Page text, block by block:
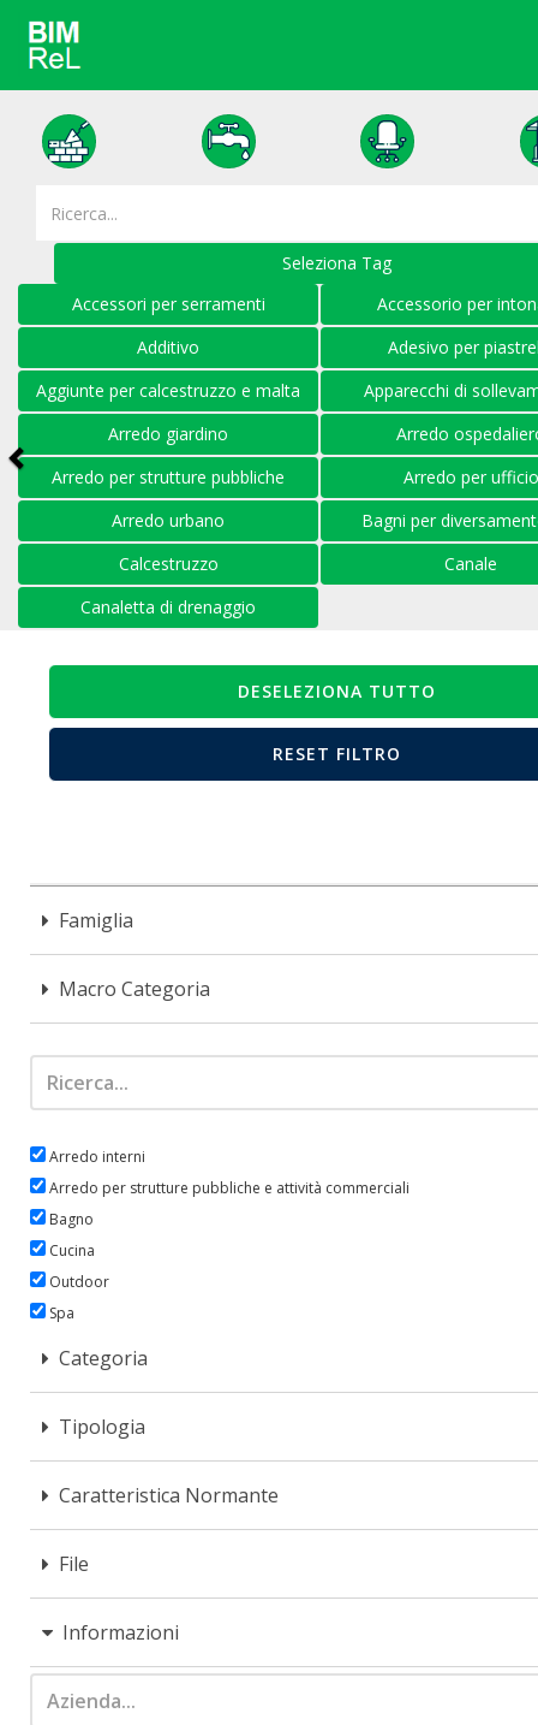
Seleziona Tag
Accessori per serramenti
Accessorio per
Additivo
Adesivo per
Aggiunte per calcestruzzo e malta
Apparecchi di
Arredo giardino
Arredo
Arredo per strutture pubbliche
Arredo per ufficio
Arredo urbano
Bagni per
Calcestruzzo
Canale
Canaletta di drenaggio
Previous
Famiglia
Macro Categoria
Arredo interni
Arredo per strutture pubbliche e attività commerciali
Bagno
Cucina
Outdoor
Spa
Categoria
Tipologia
Caratteristica Normante
File
Informazioni